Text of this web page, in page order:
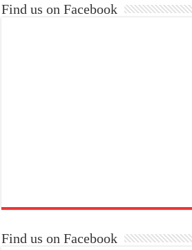
Find us on Facebook
Find us on Facebook